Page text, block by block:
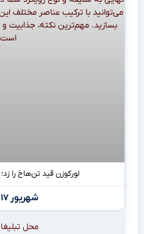
لورکوزن قید تن‌هاخ را زد؛
شهریور ۱۷, ۱۴۰۴
محل